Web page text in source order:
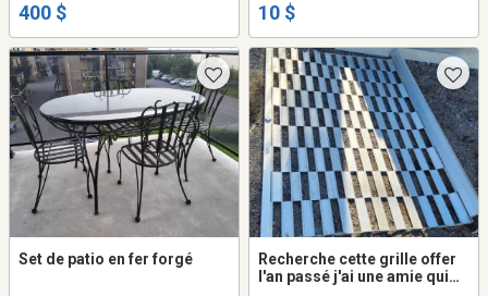
400 $ 10 $
Set de patio en fer forgé
Recherche cette grille offer
l'an passé j'ai une amie qui